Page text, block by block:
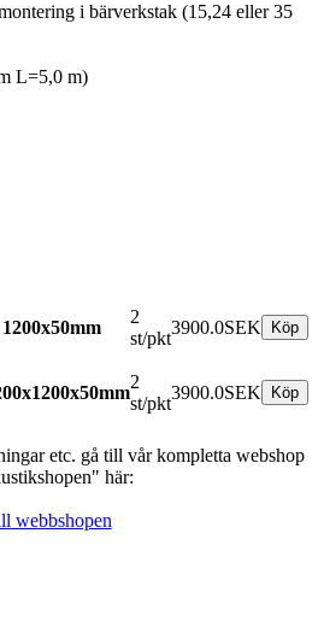
i bärverkstak (15,24 eller 35
L=5,0 m)
2
st/pkt
3900.0SEK
2
st/pkt
3900.0SEK
etc. gå till vår kompletta webshop
här:
webbshopen